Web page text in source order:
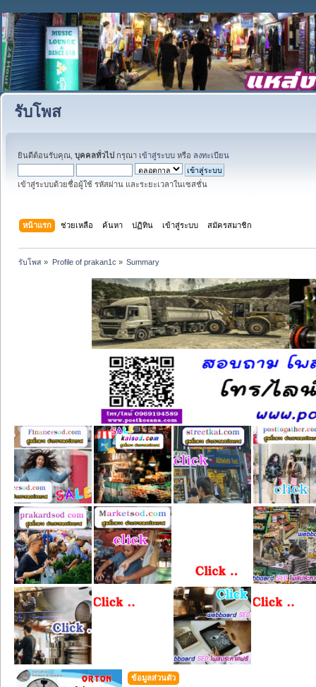
รับโพส
ยินดีต้อนรับคุณ, บุคคลทั่วไป กรุณา เข้าสู่ระบบ หรือ ลงทะเบียน
เข้าสู่ระบบด้วยชื่อผู้ใช้ รหัสผ่าน และระยะเวลาในเซสชั่น
หน้าแรก ช่วยเหลือ ค้นหา ปฏิทิน เข้าสู่ระบบ สมัครสมาชิก
รับโพส » Profile of prakan1c » Summary
ข้อมูลส่วนตัว